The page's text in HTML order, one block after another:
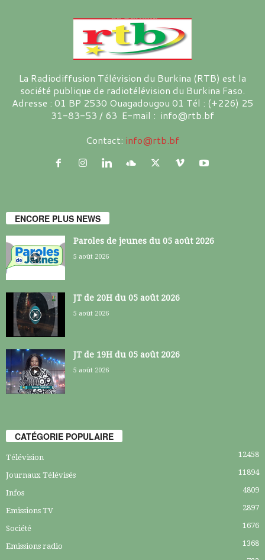
La Radiodiffusion Télévision du Burkina (RTB) est la
société publique de radiotélévision du Burkina Faso.
Adresse : 01 BP 2530 Ouagadougou 01 Tél : (+226) 25
31-83-53 / 63 E-mail : info@rtb.bf
Contact: info@rtb.bf
ENCORE PLUS NEWS
Paroles de jeunes du 05 août 2026
5 août 2026
JT de 20H du 05 août 2026
5 août 2026
JT de 19H du 05 août 2026
5 août 2026
CATÉGORIE POPULAIRE
Télévision 12458
Journaux Télévisés 11894
Infos 4809
Emissions TV 2897
Société 1676
Emissions radio 1368